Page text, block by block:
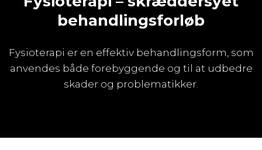
behandlingsforløb
Fysioterapi er en effektiv behandlingsform, som
anvendes både forebyggende og til at udbedre
skader og problematikker.